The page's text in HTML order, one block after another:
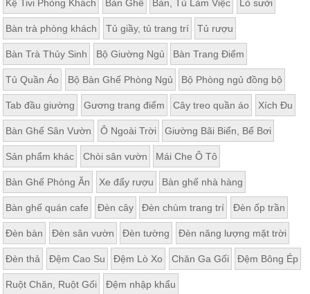
Kệ Tivi Phòng Khách Bàn Ghế Bàn, Tủ Làm Việc Lò sưởi
Bàn trà phòng khách Tủ giầy, tủ trang trí Tủ rượu
Bàn Trà Thủy Sinh Bộ Giường Ngủ Bàn Trang Điểm
Tủ Quần Áo Bộ Bàn Ghế Phòng Ngủ Bộ Phòng ngủ đồng bộ
Tab đầu giường Gương trang điểm Cây treo quần áo Xích Đu
Bàn Ghế Sân Vườn Ô Ngoài Trời Giường Bãi Biển, Bể Bơi
Sản phẩm khác Chòi sân vườn Mái Che Ô Tô
Bàn Ghế Phòng Ăn Xe đẩy rượu Bàn ghế nhà hàng
Bàn ghế quán cafe Đèn cây Đèn chùm trang trí Đèn ốp trần
Đèn bàn Đèn sân vườn Đèn tường Đèn năng lượng mặt trời
Đèn thả Đệm Cao Su Đệm Lò Xo Chăn Ga Gối Đệm Bông Ép
Ruột Chăn, Ruột Gối Đệm nhập khẩu